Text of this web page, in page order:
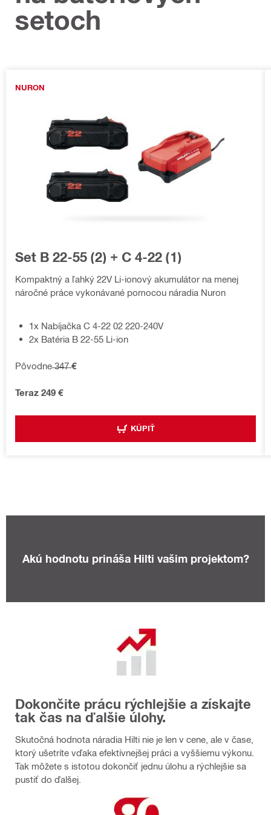
setoch
NURON
Set B 22-55 (2) + C 4-22 (1)
Kompaktný a ľahký 22V Li-ionový akumulátor na menej
náročné práce vykonávané pomocou náradia Nuron
1x Nabíjačka C 4-22 02 220-240V
2x Batéria B 22-55 Li-ion
Pôvodne ̶3̶4̶7̶€
Teraz 249 €
KÚPIŤ
Akú hodnotu prináša Hilti vašim projektom?
Dokončite prácu rýchlejšie a získajte
tak čas na ďalšie úlohy.
Skutočná hodnota náradia Hilti nie je len v cene, ale v čase,
ktorý ušetríte vďaka efektívnejšej práci a vyššiemu výkonu.
Tak môžete s istotou dokončiť jednu úlohu a rýchlejšie sa
pustiť do ďalšej.